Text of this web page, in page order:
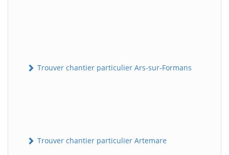
Trouver chantier particulier Ars-sur-Formans
Trouver chantier particulier Artemare